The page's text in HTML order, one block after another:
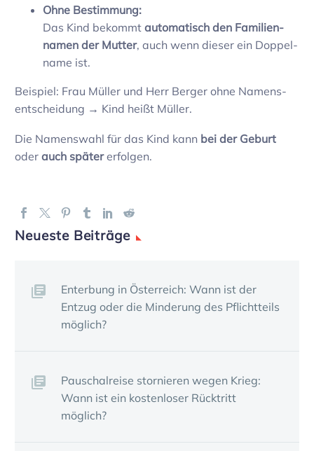
Ohne Bestim­mung:
Das Kind bekommt auto­ma­tisch den Fami­li­en­
namen der Mutter, auch wenn dieser ein Doppel­
name ist.
Beispiel: Frau Müller und Herr Berger ohne Namens­
ent­schei­dung → Kind heißt Müller.
Die Namens­wahl für das Kind kann bei der Geburt
oder auch spätererfolgen.
Neueste Beiträge
Enter­bung in Öster­reich: Wann ist der
Entzug oder die Minde­rung des Pflicht­teils
möglich?
Pauschal­reise stor­nieren wegen Krieg:
Wann ist ein kosten­loser Rück­tritt
möglich?